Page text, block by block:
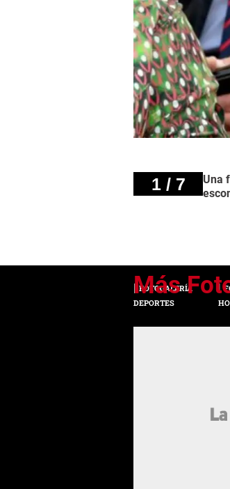
1 / 7
Una
FOTOGALERÍA
DEPORTES